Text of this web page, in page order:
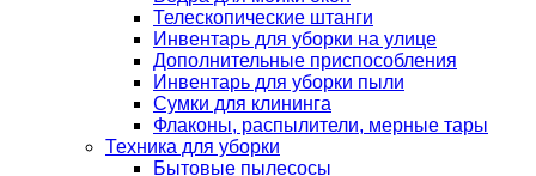
Телескопические штанги
Инвентарь для уборки на улице
Дополнительные приспособления
Инвентарь для уборки пыли
Сумки для клининга
Флаконы, распылители, мерные тары
Техника для уборки
Бытовые пылесосы